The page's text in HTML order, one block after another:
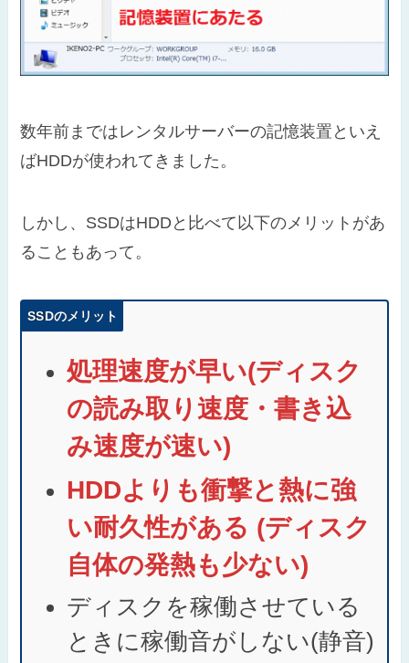
数年前まではレンタルサーバーの記憶装置といえ
ばHDDが使われてきました。
しかし、SSDはHDDと比べて以下のメリットがあ
ることもあって。
SSDのメリット
処理速度が早い(ディスク
の読み取り速度・書き込
み速度が速い)
HDDよりも衝撃と熱に強
い耐久性がある (ディスク
自体の発熱も少ない)
ディスクを稼働させている
ときに稼働音がしない(静音)